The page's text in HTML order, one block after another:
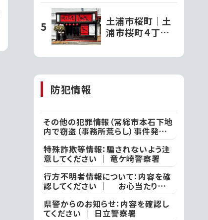
ただく絶品チーズ
ケーキ!!
土浦市桜町｜土
浦市桜町４丁目
ん』がオープンし
防犯情報
その他の犯罪情報（常総市本石下地
内で窃盗（事務所荒らし）事件発
生）：付近の方は注意してください
｜ 常総警察署
特殊詐欺等情報：騙されないよう注
意してください ｜ 竜ケ崎警察署
行方不明者情報について：内容を確
認してください ｜ お心当たりの
ある方は、ひたちなか警察署
県警からのお知らせ：内容を確認し
てください ｜ 日立警察署